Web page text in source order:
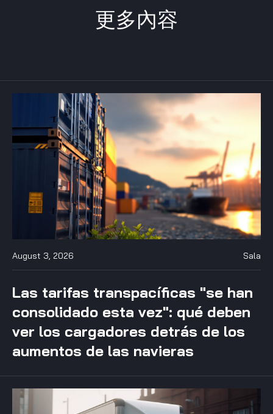
更多內容
August 3, 2026 Sala
Las tarifas transpacíficas "se han
consolidado esta vez": qué deben
ver los cargadores detrás de los
aumentos de las navieras